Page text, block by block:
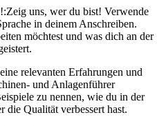
Zeig uns, wer du bist! Verwende
in deinem Anschreiben.
möchtest und was dich an der
relevanten Erfahrungen und
und Anlagenführer
zu nennen, wie du in der
die Qualität verbessert hast.